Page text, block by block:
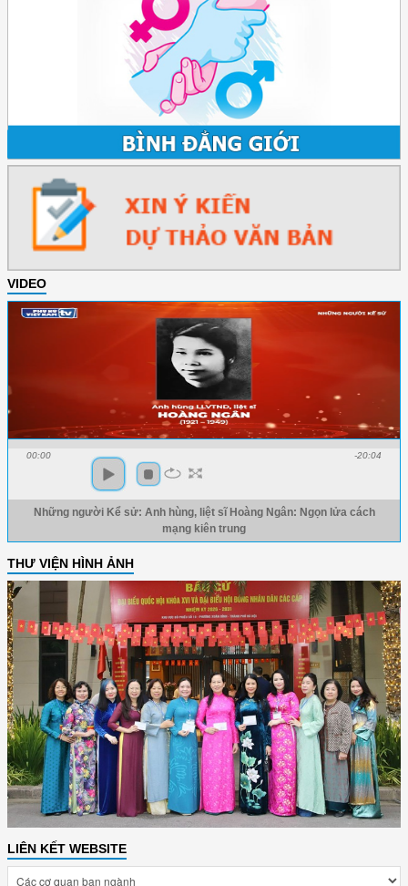
VIDEO
00:00 -20:04
Những người Kể sử: Anh hùng, liệt sĩ Hoàng Ngân: Ngọn lửa cách
mạng kiên trung
THƯ VIỆN HÌNH ẢNH
LIÊN KẾT WEBSITE